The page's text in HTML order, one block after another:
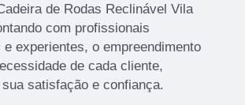
de Rodas Reclinável Vila
com profissionais
e experientes, o empreendimento
de cada cliente,
satisfação e confiança.